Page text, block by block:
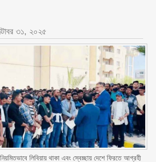
৩১, ২০২৫
লিবিয়ায় থাকা এবং স্বেচ্ছায় দেশে ফিরতে আগ্রহী